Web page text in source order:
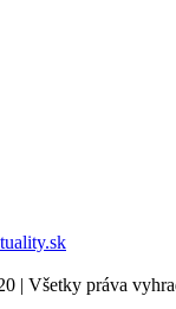
| Všetky práva